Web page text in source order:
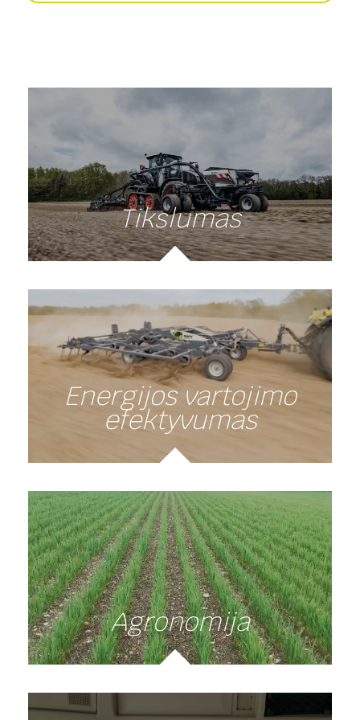
Tikslumas
Energijos vartojimo
efektyvumas
Agronomija